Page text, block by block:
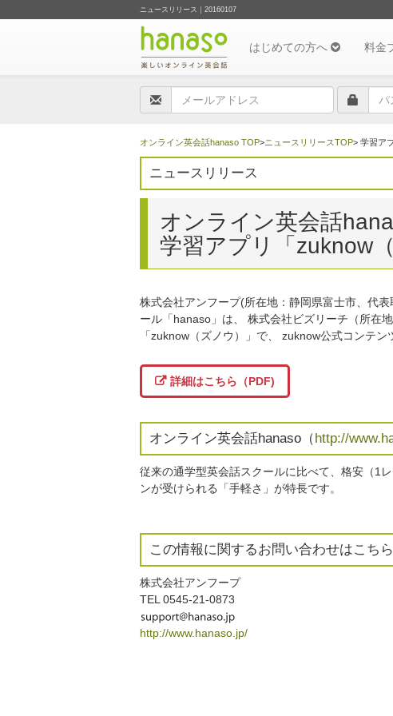
ニュースリリース｜20160107
はじめての方へ 料金
オンライン英会話hanaso TOP>ニュースリリースTOP> 学習ア
ニュースリリース
オンライン英会話
学習アプリ「zuknow
株式会社アンフープ(所在地：静岡県富士市、代
ール「hanaso」は、 株式会社ビズリーチ（所在
「zuknow（ズノウ）」で、 zuknow公式コンテ
詳細はこちら（PDF)
オンライン英会話hanaso（http://
従来の通学型英会話スクールに比べて、格安（1
ンが受けられる「手軽さ」が特長です。
この情報に関するお問い合わせはこちら
株式会社アンフープ
TEL 0545-21-0873
http://www.hanaso.jp/